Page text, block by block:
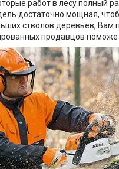
работ в лесу полный
достаточно мощная,
стволов деревьев,
продавцов